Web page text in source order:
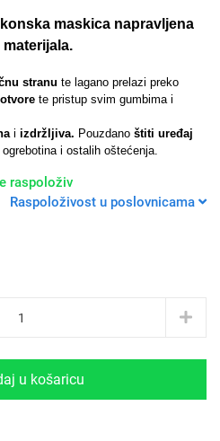
maskica napravljena
stranu te lagano prelazi preko
te pristup svim gumbima i
i izdržljiva. Pouzdano štiti uređaj
i ostalih oštećenja.
raspoloživ
Raspoloživost u poslovnicama
u košaricu
Feel Good
Preklopne maskice